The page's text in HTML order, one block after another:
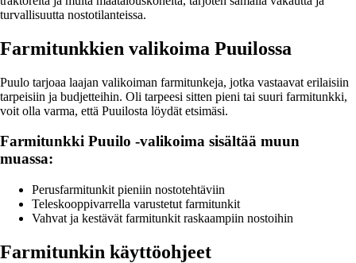
turvallisuutta nostotilanteissa.
Farmitunkkien valikoima Puuilossa
Puulo tarjoaa laajan valikoiman farmitunkeja, jotka vastaavat erilaisiin
tarpeisiin ja budjetteihin. Oli tarpeesi sitten pieni tai suuri farmitunkki,
voit olla varma, että Puuilosta löydät etsimäsi.
Farmitunkki Puuilo -valikoima sisältää muun
muassa:
Perusfarmitunkit pieniin nostotehtäviin
Teleskooppivarrella varustetut farmitunkit
Vahvat ja kestävät farmitunkit raskaampiin nostoihin
Farmitunkin käyttöohjeet